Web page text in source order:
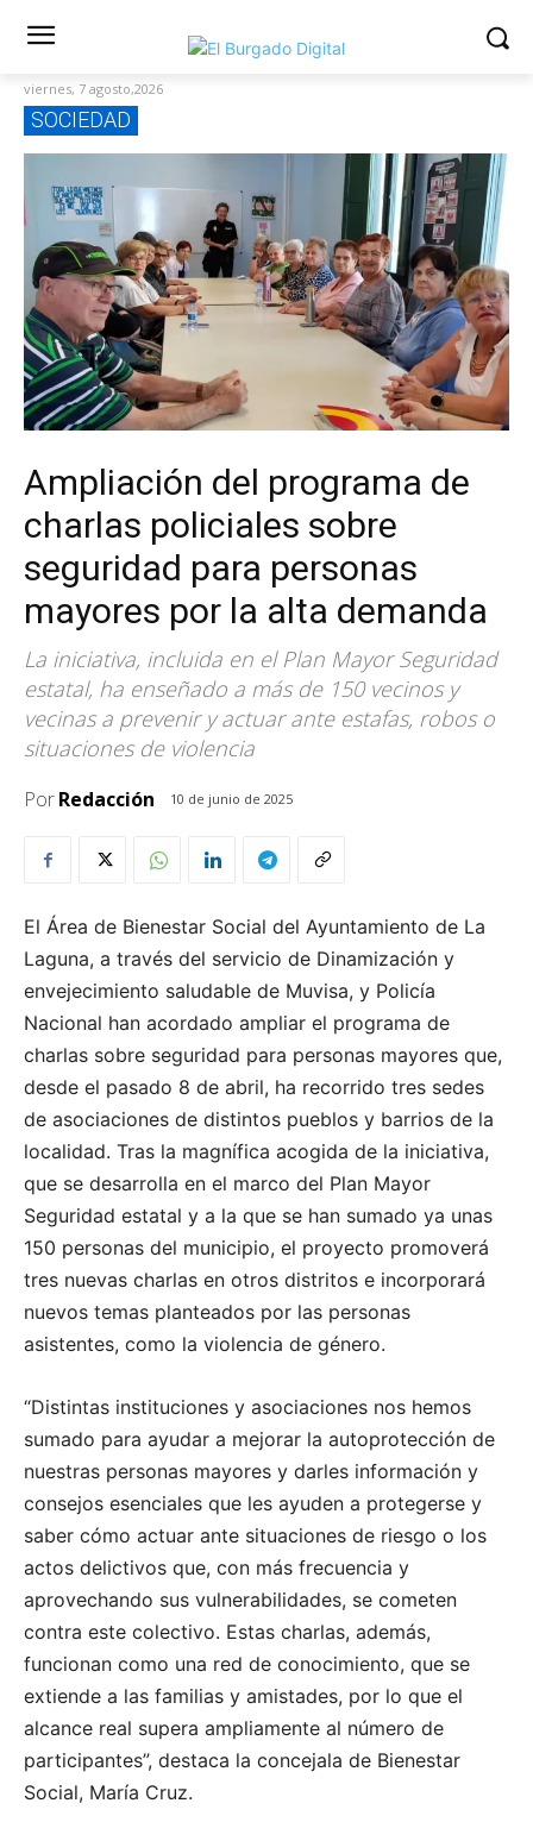
viernes, 7 agosto,2026
SOCIEDAD
Ampliación del programa de
charlas policiales sobre
seguridad para personas
mayores por la alta demanda
La iniciativa, incluida en el Plan Mayor Seguridad
estatal, ha enseñado a más de 150 vecinos y
vecinas a prevenir y actuar ante estafas, robos o
situaciones de violencia
PorRedacción 10 de junio de 2025
El Área de Bienestar Social del Ayuntamiento de La
Laguna, a través del servicio de Dinamización y
envejecimiento saludable de Muvisa, y Policía
Nacional han acordado ampliar el programa de
charlas sobre seguridad para personas mayores que,
desde el pasado 8 de abril, ha recorrido tres sedes
de asociaciones de distintos pueblos y barrios de la
localidad. Tras la magnífica acogida de la iniciativa,
que se desarrolla en el marco del Plan Mayor
Seguridad estatal y a la que se han sumado ya unas
150 personas del municipio, el proyecto promoverá
tres nuevas charlas en otros distritos e incorporará
nuevos temas planteados por las personas
asistentes, como la violencia de género.
“Distintas instituciones y asociaciones nos hemos
sumado para ayudar a mejorar la autoprotección de
nuestras personas mayores y darles información y
consejos esenciales que les ayuden a protegerse y
saber cómo actuar ante situaciones de riesgo o los
actos delictivos que, con más frecuencia y
aprovechando sus vulnerabilidades, se cometen
contra este colectivo. Estas charlas, además,
funcionan como una red de conocimiento, que se
extiende a las familias y amistades, por lo que el
alcance real supera ampliamente al número de
participantes”, destaca la concejala de Bienestar
Social, María Cruz.